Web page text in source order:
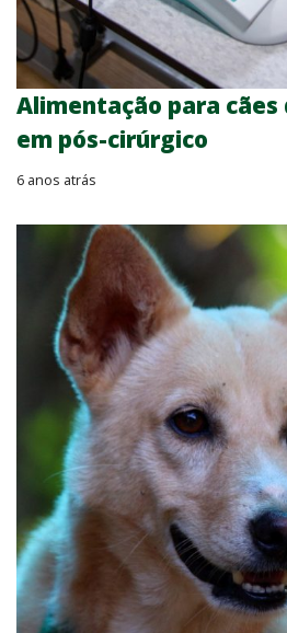
Alimentação para
em pós-cirúrgico
6 anos atrás